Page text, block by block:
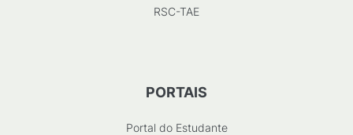
RSC-TAE
PORTAIS
Portal do Estudante